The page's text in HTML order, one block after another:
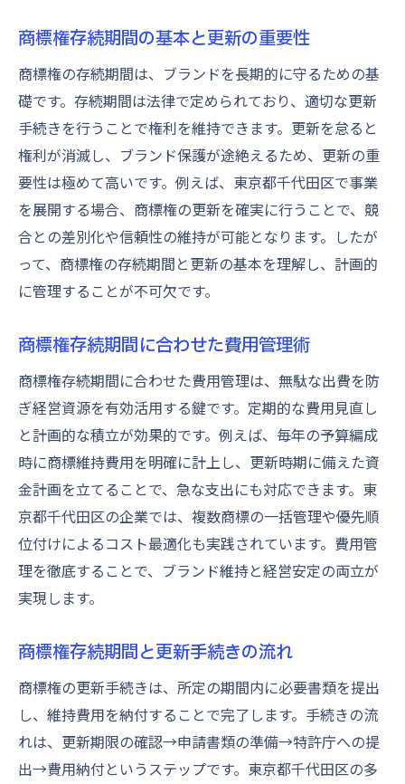
商標権存続期間の基本と更新の重要性
商標権の存続期間は、ブランドを長期的に守るための基
礎です。存続期間は法律で定められており、適切な更新
手続きを行うことで権利を維持できます。更新を怠ると
権利が消滅し、ブランド保護が途絶えるため、更新の重
要性は極めて高いです。例えば、東京都千代田区で事業
を展開する場合、商標権の更新を確実に行うことで、競
合との差別化や信頼性の維持が可能となります。したが
って、商標権の存続期間と更新の基本を理解し、計画的
に管理することが不可欠です。
商標権存続期間に合わせた費用管理術
商標権存続期間に合わせた費用管理は、無駄な出費を防
ぎ経営資源を有効活用する鍵です。定期的な費用見直し
と計画的な積立が効果的です。例えば、毎年の予算編成
時に商標維持費用を明確に計上し、更新時期に備えた資
金計画を立てることで、急な支出にも対応できます。東
京都千代田区の企業では、複数商標の一括管理や優先順
位付けによるコスト最適化も実践されています。費用管
理を徹底することで、ブランド維持と経営安定の両立が
実現します。
商標権存続期間と更新手続きの流れ
商標権の更新手続きは、所定の期間内に必要書類を提出
し、維持費用を納付することで完了します。手続きの流
れは、更新期限の確認→申請書類の準備→特許庁への提
出→費用納付というステップです。東京都千代田区の多